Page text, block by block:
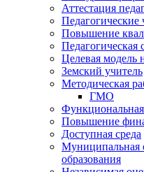
Аттестация
Педагогические
Повышение
Педагогическая
Целевая модель
Земский учитель
Методическая
ГМО
Повышение
Доступная среда
Муниципальная
образования